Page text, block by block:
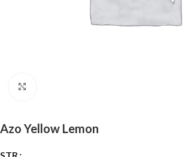
Azo Yellow Lemon